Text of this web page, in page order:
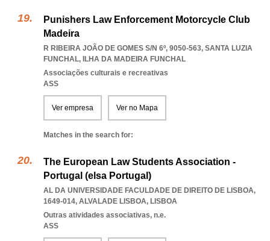
Punishers Law Enforcement Motorcycle Club
Madeira
R RIBEIRA JOÃO DE GOMES S/N 6º, 9050-563, SANTA LUZIA
FUNCHAL, ILHA DA MADEIRA FUNCHAL
Associações culturais e recreativas
ASS
Ver empresa Ver no Mapa
Matches in the search for:
The European Law Students Association -
Portugal (elsa Portugal)
AL DA UNIVERSIDADE FACULDADE DE DIREITO DE LISBOA,
1649-014, ALVALADE LISBOA, LISBOA
Outras atividades associativas, n.e.
ASS